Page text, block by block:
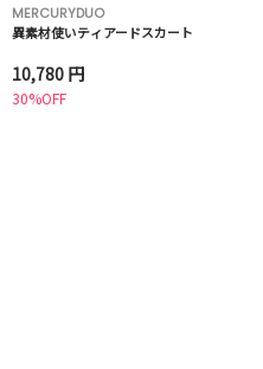
MERCURYDUO
異素材使いティアードスカート
10,780 円
30%OFF